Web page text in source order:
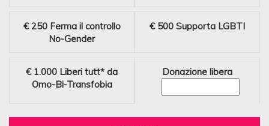
€ 250 Ferma il controllo
No-Gender
€ 500 Supporta LGBTI
€ 1.000 Liberi tutt* da
Omo-Bi-Transfobia
Donazione libera